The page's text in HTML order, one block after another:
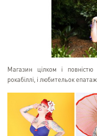
Магазин цілком і повністю
рокабіллі, і любительок